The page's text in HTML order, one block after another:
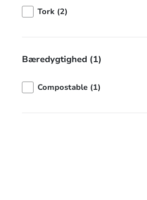
Tork (2)
Bæredygtighed (1)
Compostable (1)